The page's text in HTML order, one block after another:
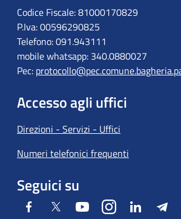
Codice Fiscale: 81000170829
P.Iva: 00596290825
Telefono: 091.943111
mobile whatsapp: 340.0880027
Pec:
Accesso agli uffici
Direzioni - Servizi - Uffici
Numeri telefonici frequenti
Seguici su
Facebook Twitter YoutubeInstagramLinkedIn